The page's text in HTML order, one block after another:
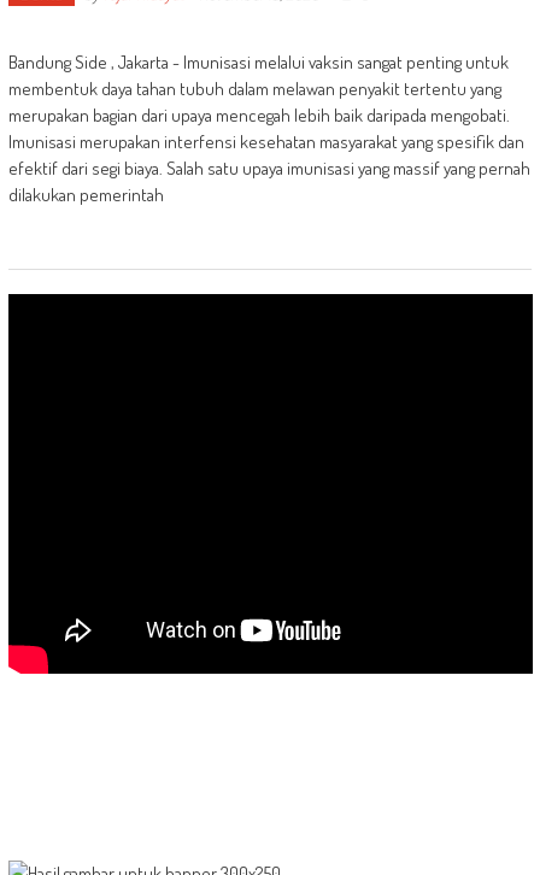
Bandung Side , Jakarta - Imunisasi melalui vaksin sangat penting untuk
membentuk daya tahan tubuh dalam melawan penyakit tertentu yang
merupakan bagian dari upaya mencegah lebih baik daripada mengobati.
Imunisasi merupakan interfensi kesehatan masyarakat yang spesifik dan
efektif dari segi biaya. Salah satu upaya imunisasi yang massif yang pernah
dilakukan pemerintah